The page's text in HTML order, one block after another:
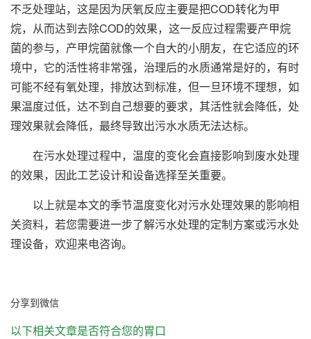
不乏处理站，这是因为厌氧反应主要是把COD转化为甲
烷，从而达到去除COD的效果，这一反应过程需要产甲烷
菌的参与，产甲烷菌就像一个自大的小朋友，在它适应的环
境中，它的活性将非常强，治理后的水质通常是好的，有时
可能不经有氧处理，排放达到标准，但一旦环境不理想，如
果温度过低，达不到自己想要的要求，其活性就会降低，处
理效果就会降低，最终导致出污水水质无法达标。
在污水处理过程中，温度的变化会直接影响到废水处理
的效果，因此工艺设计和设备选择至关重要。
以上就是本文的季节温度变化对污水处理效果的影响相
关资料，若您需要进一步了解污水处理的定制方案或污水处
理设备，欢迎来电咨询。
分享到微信
以下相关文章是否符合您的胃口